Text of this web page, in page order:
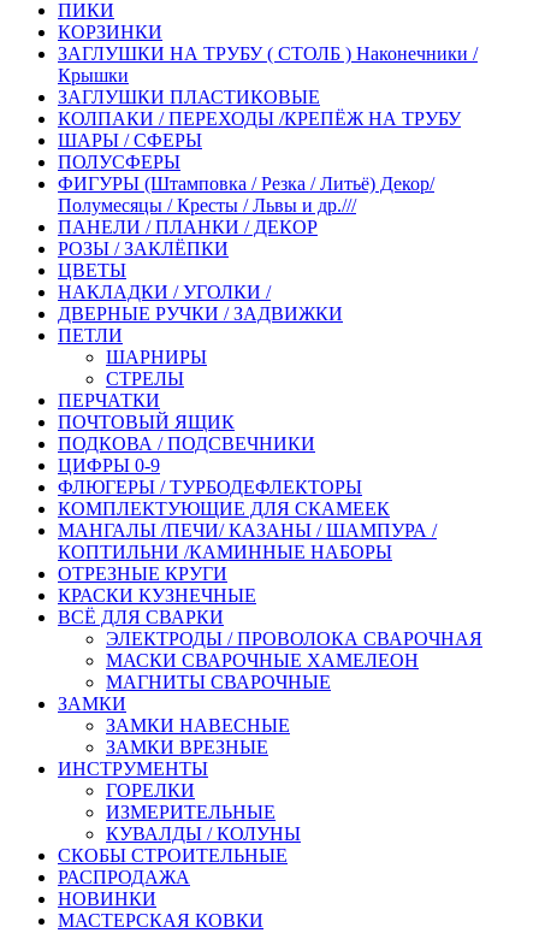
ПИКИ
КОРЗИНКИ
ЗАГЛУШКИ НА ТРУБУ ( СТОЛБ ) Наконечники /
Крышки
ЗАГЛУШКИ ПЛАСТИКОВЫЕ
КОЛПАКИ / ПЕРЕХОДЫ /КРЕПЁЖ НА ТРУБУ
ШАРЫ / СФЕРЫ
ПОЛУСФЕРЫ
ФИГУРЫ (Штамповка / Резка / Литьё) Декор/
Полумесяцы / Кресты / Львы и др.///
ПАНЕЛИ / ПЛАНКИ / ДЕКОР
РОЗЫ / ЗАКЛЁПКИ
ЦВЕТЫ
НАКЛАДКИ / УГОЛКИ /
ДВЕРНЫЕ РУЧКИ / ЗАДВИЖКИ
ПЕТЛИ
ШАРНИРЫ
СТРЕЛЫ
ПЕРЧАТКИ
ПОЧТОВЫЙ ЯЩИК
ПОДКОВА / ПОДСВЕЧНИКИ
ЦИФРЫ 0-9
ФЛЮГЕРЫ / ТУРБОДЕФЛЕКТОРЫ
КОМПЛЕКТУЮЩИЕ ДЛЯ СКАМЕЕК
МАНГАЛЫ /ПЕЧИ/ КАЗАНЫ / ШАМПУРА /
КОПТИЛЬНИ /КАМИННЫЕ НАБОРЫ
ОТРЕЗНЫЕ КРУГИ
КРАСКИ КУЗНЕЧНЫЕ
ВСЁ ДЛЯ СВАРКИ
ЭЛЕКТРОДЫ / ПРОВОЛОКА СВАРОЧНАЯ
МАСКИ СВАРОЧНЫЕ ХАМЕЛЕОН
МАГНИТЫ СВАРОЧНЫЕ
ЗАМКИ
ЗАМКИ НАВЕСНЫЕ
ЗАМКИ ВРЕЗНЫЕ
ИНСТРУМЕНТЫ
ГОРЕЛКИ
ИЗМЕРИТЕЛЬНЫЕ
КУВАЛДЫ / КОЛУНЫ
СКОБЫ СТРОИТЕЛЬНЫЕ
РАСПРОДАЖА
НОВИНКИ
МАСТЕРСКАЯ КОВКИ